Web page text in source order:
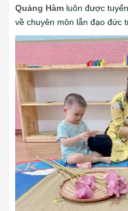
Quảng Hàm luôn được
về chuyên môn lẫn đạo đức